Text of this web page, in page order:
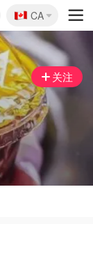
🇨🇦
CA
关注